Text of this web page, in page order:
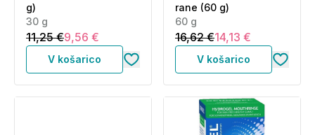
g)
30 g
11,25 €9,56 €
V košarico
rane (60 g)
60 g
16,62 €14,13 €
V košarico